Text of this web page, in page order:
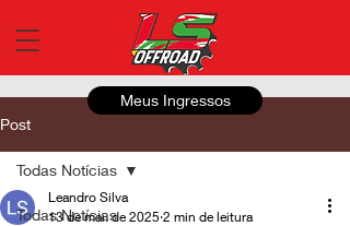
Meus Ingressos
Post
Todas Notícias
Todas Notícias
Leandro Silva
13 de mai. de 2025 2 min de leitura